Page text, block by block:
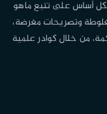
أساس على تتبع ماهو
وتصريحات مغرضة،
من خلال كوادر علمية